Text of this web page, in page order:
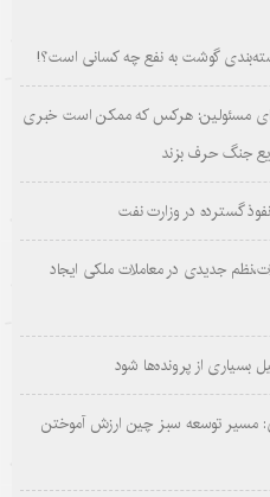
گوشت به نفع چه کسانی است؟!
مسئولین: هرکس که ممکن است خبری
جنگ حرف بزند
گسترده در وزارت نفت
جدیدی در معاملات ملکی ایجاد
از پرونده‌ها شود
مسیر توسعه سبز چین ارزش آموختن